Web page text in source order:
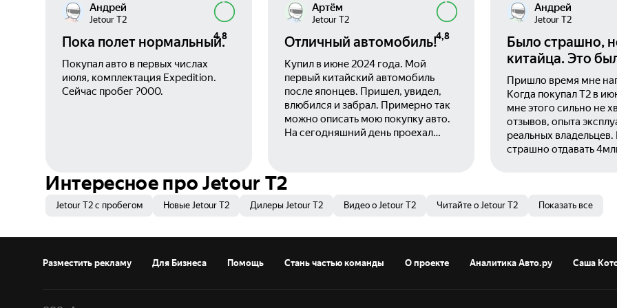
Андрей
Jetour T2
4,8
Пока полет нормальный.
Покупал авто в первых числах
июля, комплектация Expedition.
Сейчас пробег ?000.
Артём
Jetour T2
4,8
Отличный автомобиль!
Купил в июне 2024 года. Мой
первый китайский автомобиль
после японцев. Пришел, увидел,
влюбился и забрал. Примерно так
можно описать мою покупку авто.
На сегодняшний день проехал
Джетур очень сильно удивил
качественным салоном, хорошей
шумоизоляцией, отличной
автомобили хороши по своему, но
и не лишены многих болячек и
Андрей
Jetour T2
Было страшно,
китайца. Это
решение.
Пришло время мне
Когда покупал Т2 в
мне этого сильно не
отзывов, опыта
реальных владельцев.
страшно отдавать
учитывая имеющийся
множество
про машину из
Интересное про Jetour T2
Jetour T2 с пробегом Новые Jetour T2 Дилеры Jetour T2 Видео о Jetour T2 Читайте о Jetour T2 Показать все
Разместить рекламу Для Бизнеса Помощь Стань частью команды О проекте Аналитика Авто.ру Саша